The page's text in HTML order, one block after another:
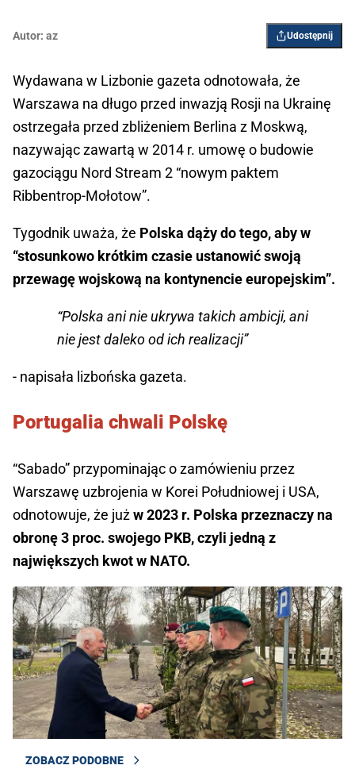
Autor: az Udostępnij
Wydawana w Lizbonie gazeta odnotowała, że
Warszawa na długo przed inwazją Rosji na Ukrainę
ostrzegała przed zbliżeniem Berlina z Moskwą,
nazywając zawartą w 2014 r. umowę o budowie
gazociągu Nord Stream 2 “nowym paktem
Ribbentrop-Mołotow”.
Tygodnik uważa, że Polska dąży do tego, aby w
“stosunkowo krótkim czasie ustanowić swoją
przewagę wojskową na kontynencie europejskim”.
“Polska ani nie ukrywa takich ambicji, ani
nie jest daleko od ich realizacji”
- napisała lizbońska gazeta.
Portugalia chwali Polskę
“Sabado” przypominając o zamówieniu przez
Warszawę uzbrojenia w Korei Południowej i USA,
odnotowuje, że jużw 2023 r. Polska przeznaczy na
obronę 3 proc. swojego PKB, czyli jedną z
największych kwot w NATO.
ZOBACZ PODOBNE